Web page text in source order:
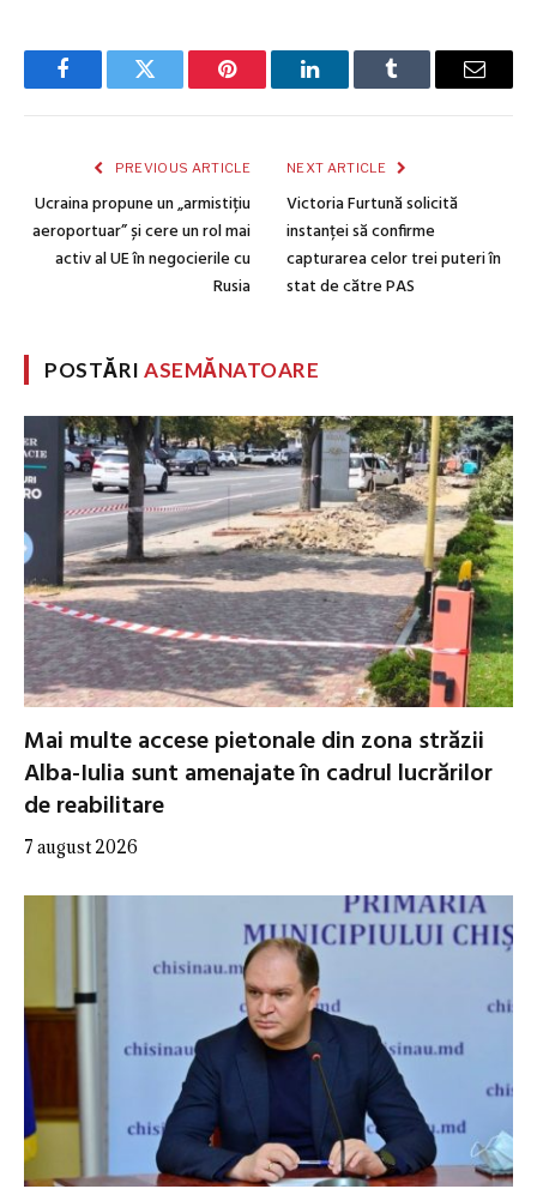
FacebookTwitter Pinterest LinkedInTumblr Email
PREVIOUS ARTICLE
Ucraina propune un „armistițiu
aeroportuar” și cere un rol mai
activ al UE în negocierile cu
Rusia
NEXT ARTICLE
Victoria Furtună solicită
instanței să confirme
capturarea celor trei puteri în
stat de către PAS
POSTĂRIASEMĂNATOARE
Mai multe accese pietonale din zona străzii
Alba-Iulia sunt amenajate în cadrul lucrărilor
de reabilitare
7 august 2026